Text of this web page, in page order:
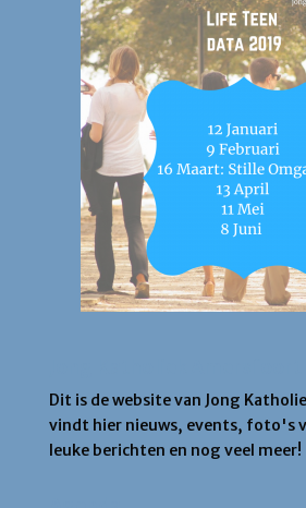
Dit is de website van Jong
vindt hier nieuws, events, foto's
leuke berichten en nog veel meer!